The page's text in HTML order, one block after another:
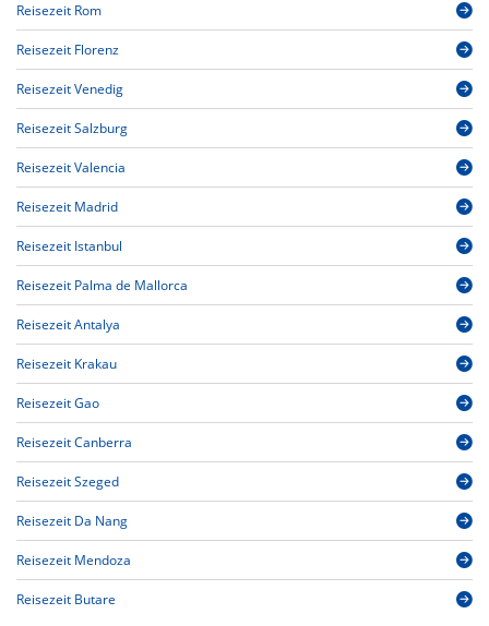
Reisezeit Rom
Reisezeit Florenz
Reisezeit Venedig
Reisezeit Salzburg
Reisezeit Valencia
Reisezeit Madrid
Reisezeit Istanbul
Reisezeit Palma de Mallorca
Reisezeit Antalya
Reisezeit Krakau
Reisezeit Gao
Reisezeit Canberra
Reisezeit Szeged
Reisezeit Da Nang
Reisezeit Mendoza
Reisezeit Butare